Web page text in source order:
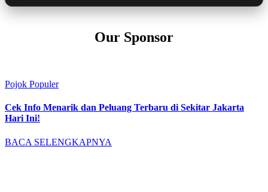
Our Sponsor
Pojok Populer
Cek Info Menarik dan Peluang Terbaru di Sekitar Jakarta
Hari Ini!
BACA SELENGKAPNYA